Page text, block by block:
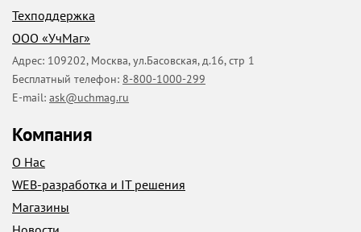
Техподдержка
ООО «УчМаг»
Адрес: 109202, Москва,ул.Басовская, д.16, стр 1
Бесплатный телефон: 8-800-1000-299
E-mail: ask@uchmag.ru
Компания
О Нас
WEB-разработка и IT решения
Магазины